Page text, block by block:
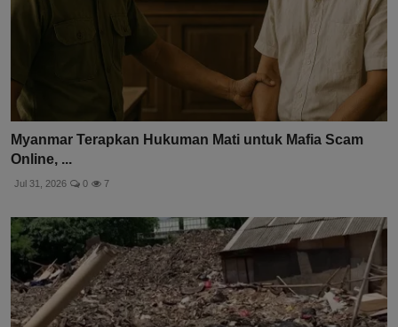
Myanmar Terapkan Hukuman Mati untuk Mafia Scam
Online, ...
Jul 31, 2026 0 7